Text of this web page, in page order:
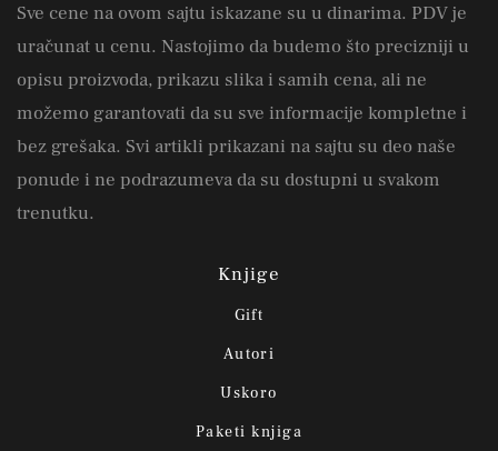
Sve cene na ovom sajtu iskazane su u dinarima. PDV je
uračunat u cenu. Nastojimo da budemo što precizniji u
opisu proizvoda, prikazu slika i samih cena, ali ne
možemo garantovati da su sve informacije kompletne i
bez grešaka. Svi artikli prikazani na sajtu su deo naše
ponude i ne podrazumeva da su dostupni u svakom
trenutku.
Knjige
Gift
Autori
Uskoro
Paketi knjiga